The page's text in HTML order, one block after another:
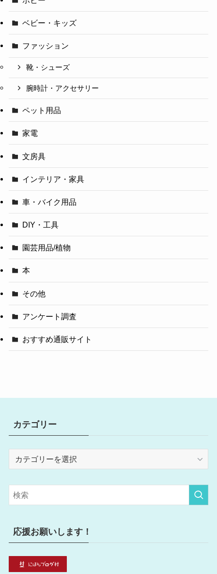
ベビー・キッズ
ファッション
靴・シューズ
腕時計・アクセサリー
ペット用品
家電
文房具
インテリア・家具
車・バイク用品
DIY・工具
園芸用品/植物
本
その他
アンケート調査
おすすめ通販サイト
カテゴリー
リ
ー
応援お願いします！